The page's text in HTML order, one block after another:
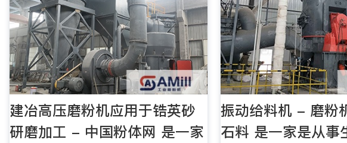
建冶高压磨粉机应用于锆英砂
研磨加工 - 中国粉体网 是一家
振动给料机 - 磨粉
石料 是一家是从事